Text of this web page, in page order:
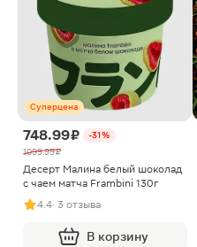
Суперцена
748.99 ₽
-31%
1099.99 ₽
Десерт Малина белый шоколад
с чаем матча Frambini 130г
4.4· 3 отзыва
В корзину